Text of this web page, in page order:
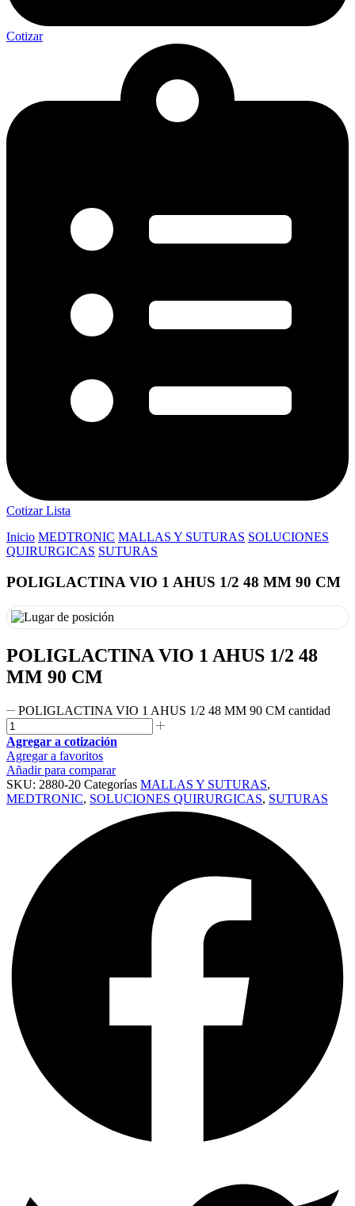
Cotizar
Cotizar Lista
Inicio MEDTRONIC MALLAS Y SUTURAS SOLUCIONES
QUIRURGICAS SUTURAS
POLIGLACTINA VIO 1 AHUS 1/2 48 MM 90 CM
POLIGLACTINA VIO 1 AHUS 1/2 48
MM 90 CM
POLIGLACTINA VIO 1 AHUS 1/2 48 MM 90 CM cantidad
Agregar a cotización
Agregar a favoritos
Añadir para comparar
SKU: 2880-20 Categorías MALLAS Y SUTURAS,
MEDTRONIC, SOLUCIONES QUIRURGICAS, SUTURAS